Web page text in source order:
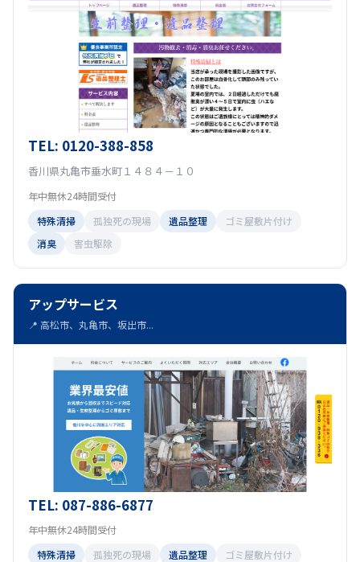
TEL: 0120-388-858
香川県丸亀市垂水町１４８４－１０
年中無休24時間受付
特殊清掃
孤独死の現場 遺品整理
ゴミ屋敷片付け
消臭
害虫駆除
アップサービス
📍 高松市、丸亀市、坂出市...
TEL: 087-886-6877
年中無休24時間受付
特殊清掃
孤独死の現場 遺品整理
ゴミ屋敷片付け